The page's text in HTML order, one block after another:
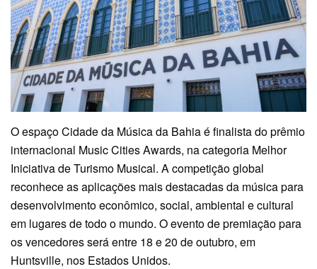
O espaço Cidade da Música da Bahia é finalista do prêmio
internacional Music Cities Awards, na categoria Melhor
Iniciativa de Turismo Musical. A competição global
reconhece as aplicações mais destacadas da música para
desenvolvimento econômico, social, ambiental e cultural
em lugares de todo o mundo. O evento de premiação para
os vencedores será entre 18 e 20 de outubro, em
Huntsville, nos Estados Unidos.